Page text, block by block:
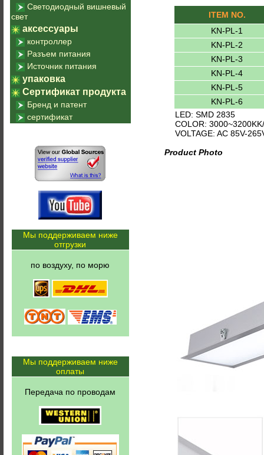
ITEM NO.
KN-PL-1
KN-PL-2
KN-PL-3
KN-PL-4
KN-PL-5
KN-PL-6
LED: SMD 2835
COLOR:
VOLTAGE: AC 85V-
Product Photo
Светодиодный вишневый
свет
аксессуары
контроллер
Разъем питания
Источник питания
упаковка
Сертификат продукта
Бренд и патент
сертификат
Мы поддерживаем ниже
отгрузки
по воздуху, по морю
Мы поддерживаем ниже
оплаты
Передача по проводам